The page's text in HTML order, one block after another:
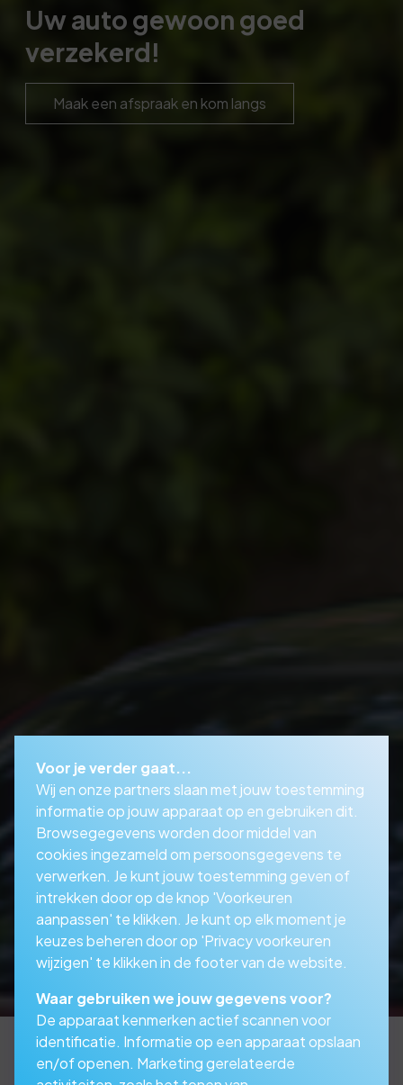
Uw auto gewoon goed
verzekerd!
Maak een afspraak en kom langs
Voor je verder gaat...
Wij en onze partners slaan met jouw toestemming
informatie op jouw apparaat op en gebruiken dit.
Browsegegevens worden door middel van
cookies ingezameld om persoonsgegevens te
verwerken. Je kunt jouw toestemming geven of
intrekken door op de knop 'Voorkeuren
aanpassen' te klikken. Je kunt op elk moment je
keuzes beheren door op 'Privacy voorkeuren
wijzigen' te klikken in de footer van de website.
Waar gebruiken we jouw gegevens voor?
De apparaat kenmerken actief scannen voor
identificatie. Informatie op een apparaat opslaan
en/of openen. Marketing gerelateerde